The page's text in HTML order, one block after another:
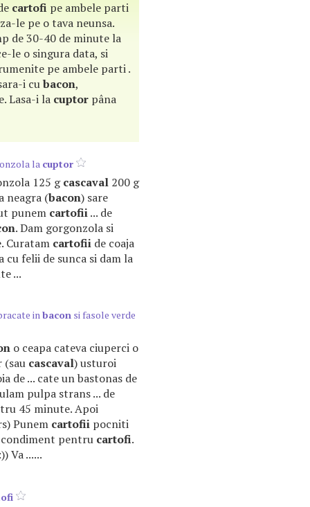
cartofi pe ambele parti
le pe o tava neunsa.
de 30-40 de minute la
le o singura data, si
pe ambele parti .
i cubacon,
Lasa-i la cuptor pâna
la cuptor
125 gcascaval 200 g
neagra (bacon) sare
punem cartofii... de
. Dam gorgonzola si
Curatam cartofii de coaja
cu felii de sunca si dam la
...
inbacon si fasole verde
o ceapa cateva ciuperci o
(sau cascaval) usturoi
de ... cate un bastonas de
pulpa strans ... de
45 minute. Apoi
Punem cartofii pocniti
condiment pentru cartofi.
Va ......